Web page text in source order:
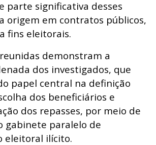
parte significativa desses
origem em contratos públicos,
fins eleitorais.
demonstram a
dos investigados, que
papel central na definição
dos beneficiários e
dos repasses, por meio de
gabinete paralelo de
eleitoral ilícito.